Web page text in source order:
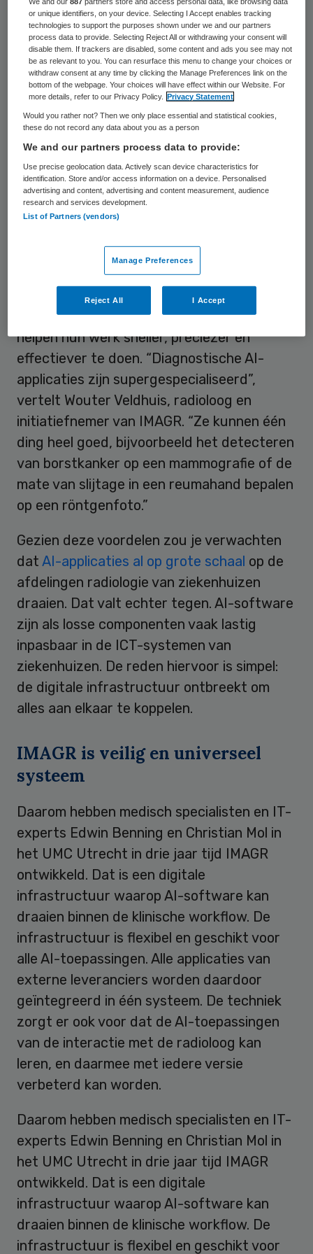
ondertekend. De samenwerking is bedoeld
om zorgaanbieders op een eenvoudige,
snelle en veilige manierArtificial Intelligence
(AI)applicaties aan te bieden via een IT-
infrastructuur die artsen en IT-experts
hebben ontwikkeld in het UMC Utrecht. De
infrastructuur maakt het mogelijk om
verschillende AI-applicaties in één systeem
te laten draaien. Daardoor kan AI-
technologie in de kliniek gebruikt worden en
daarmee de patiëntenzorg wordt
Belofte zelflerende AI is groot
Zelflerende AI-software kan radiologen
helpen hun werk sneller, preciezer en
effectiever te doen. “Diagnostische AI-
applicaties zijn supergespecialiseerd”,
vertelt Wouter Veldhuis, radioloog en
initiatiefnemer van IMAGR. “Ze kunnen één
ding heel goed, bijvoorbeeld het detecteren
van borstkanker op een mammografie of de
mate van slijtage in een reumahand bepalen
op een röntgenfoto.”
Gezien deze voordelen zou je verwachten
dat AI-applicaties al op grote schaal op de
afdelingen radiologie van ziekenhuizen
draaien. Dat valt echter tegen. AI-software
zijn als losse componenten vaak lastig
inpasbaar in de ICT-systemen van
ziekenhuizen. De reden hiervoor is simpel:
de digitale infrastructuur ontbreekt om
alles aan elkaar te koppelen.
IMAGR is veilig en universeel
systeem
Daarom hebben medisch specialisten en IT-
experts Edwin Benning en Christian Mol in
het UMC Utrecht in drie jaar tijd IMAGR
ontwikkeld. Dat is een digitale
infrastructuur waarop AI-software kan
draaien binnen de klinische workflow. De
infrastructuur is flexibel en geschikt voor
alle AI-toepassingen. Alle applicaties van
externe leveranciers worden daardoor
geïntegreerd in één systeem. De techniek
zorgt er ook voor dat de AI-toepassingen
van de interactie met de radioloog kan
leren, en daarmee met iedere versie
verbeterd kan worden.
Daarom hebben medisch specialisten en IT-
experts Edwin Benning en Christian Mol in
het UMC Utrecht in drie jaar tijd IMAGR
ontwikkeld. Dat is een digitale
infrastructuur waarop AI-software kan
draaien binnen de klinische workflow. De
infrastructuur is flexibel en geschikt voor
or unique identifiers, on your device. Selecting I Accept enables tracking
technologies to support the purposes shown under we and our partners
process data to provide. Selecting Reject All or withdrawing your consent will
disable them. If trackers are disabled, some content and ads you see may not
be as relevant to you. You can resurface this menu to change your choices or
withdraw consent at any time by clicking the Manage Preferences link on the
bottom of the webpage. Your choices will have effect within our Website. For
more details, refer to our Privacy Policy.
Privacy Statement
Would you rather not? Then we only place essential and statistical cookies,
these do not record any data about you as a person
We and our partners process data to provide:
Use precise geolocation data. Actively scan device characteristics for
identification. Store and/or access information on a device. Personalised
advertising and content, advertising and content measurement, audience
research and services development.
List of Partners (vendors)
Manage Preferences
Reject All I Accept